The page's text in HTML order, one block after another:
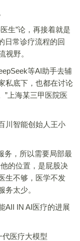
生”论，再接着就是
日常诊疗流程的回
视野。
等AI助手去辅
私底下，也都在讨论
”上海某三甲医院医
智能创始人王小
，所以需要局部最
的位置，是屁股决
生不够，医学不发
务太少。
IN AI医疗的进展
医疗大模型